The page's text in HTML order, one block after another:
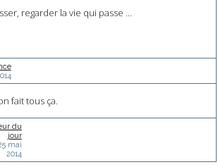
regarder la vie qui passe ...
fait tous ça.
du
jour
mai
2014